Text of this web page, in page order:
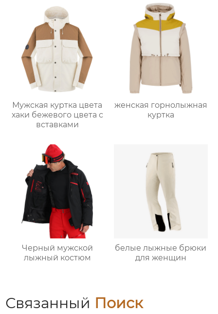
Мужская куртка цвета
хаки бежевого цвета с
вставками
женская горнолыжная
куртка
Черный мужской
лыжный костюм
белые лыжные брюки
для женщин
Связанный Поиск